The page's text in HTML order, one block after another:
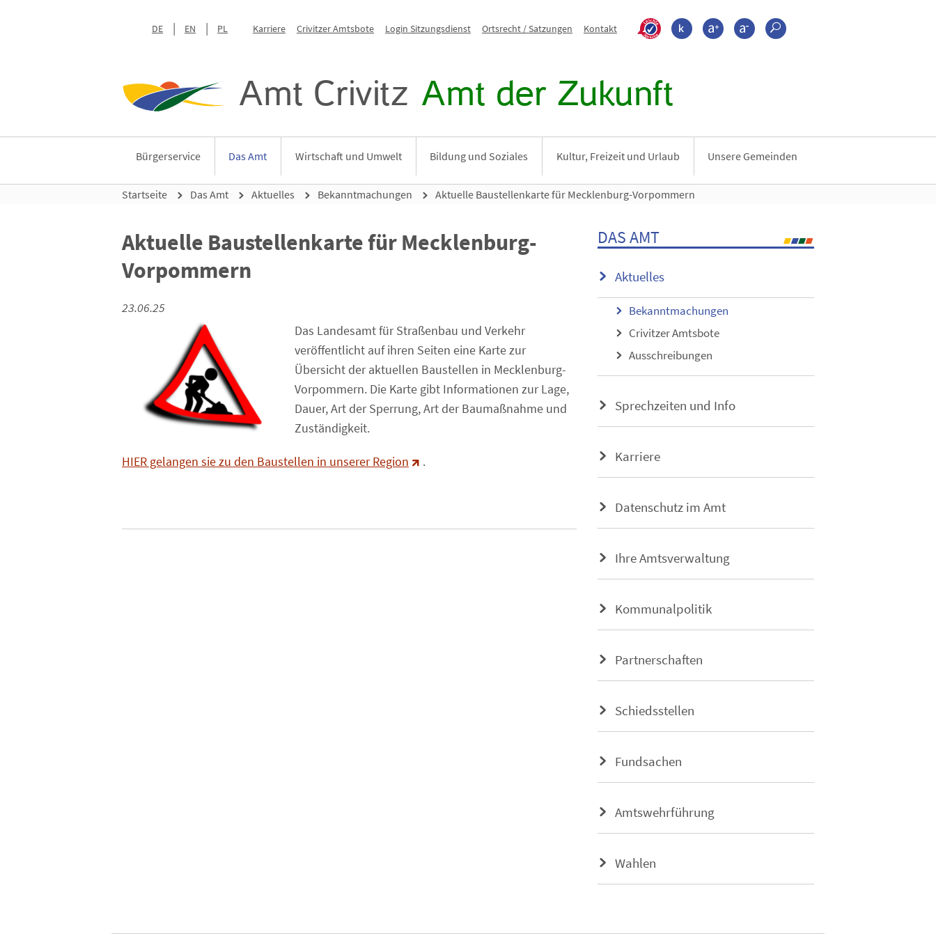
DE EN PL Karriere Crivitzer Amtsbote Login Sitzungsdienst Ortsrecht / Satzungen Kontakt >???leichte_sprache???
KontrastSchrift größerSchrift kleiner
Suche
Amt Crivitz Amt der Zukunft
Bürgerservice Das Amt Wirtschaft und Umwelt Bildung und Soziales Kultur, Freizeit und Urlaub Unsere Gemeinden
Startseite Das Amt Aktuelles Bekanntmachungen Aktuelle Baustellenkarte für Mecklenburg-Vorpommern
Aktuelle Baustellenkarte für Mecklenburg-
Vorpommern
23.06.25
Das Landesamt für Straßenbau und Verkehr
veröffentlicht auf ihren Seiten eine Karte zur
Übersicht der aktuellen Baustellen in Mecklenburg-
Vorpommern. Die Karte gibt Informationen zur Lage,
Dauer, Art der Sperrung, Art der Baumaßnahme und
Zuständigkeit.
HIER gelangen sie zu den Baustellen in unserer Region .
DAS AMT
Aktuelles
Bekanntmachungen
Crivitzer Amtsbote
Ausschreibungen
Sprechzeiten und Info
Karriere
Datenschutz im Amt
Ihre Amtsverwaltung
Kommunalpolitik
Partnerschaften
Schiedsstellen
Fundsachen
Amtswehrführung
Wahlen